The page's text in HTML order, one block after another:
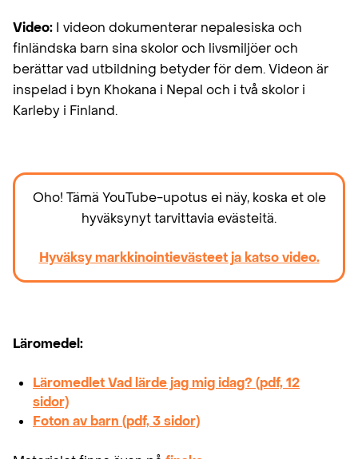
Video: I videon dokumenterar nepalesiska och
finländska barn sina skolor och livsmiljöer och
berättar vad utbildning betyder för dem. Videon är
inspelad i byn Khokana i Nepal och i två skolor i
Karleby i Finland.
Oho! Tämä YouTube-upotus ei näy, koska et ole
hyväksynyt tarvittavia evästeitä.
Hyväksy markkinointievästeet ja katso video.
Läromedel:
Läromedlet Vad lärde jag mig idag? (pdf, 12
sidor)
Foton av barn (pdf, 3 sidor)